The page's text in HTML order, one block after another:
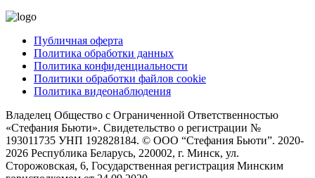
Публичная оферта
Политика обработки данных
Политика конфиденциальности
Политики обработки файлов cookie
Политика видеонаблюдения
Владелец Общество с Ограниченной Ответственностью
«Стефания Бьюти». Свидетельство о регистрации №
193011735 УНП 192828184. © ООО “Стефания Бьюти”. 2020-
2026 Республика Беларусь, 220002, г. Минск, ул.
Сторожовская, 6, Государственная регистрация Минским